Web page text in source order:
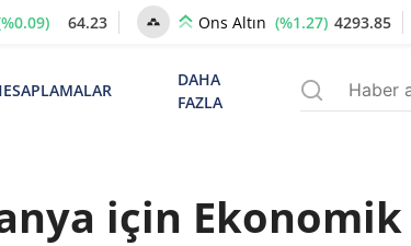
64.23 Ons Altın (%1.27) 4293.85
DAHA
FAZLA
için Ekonomik